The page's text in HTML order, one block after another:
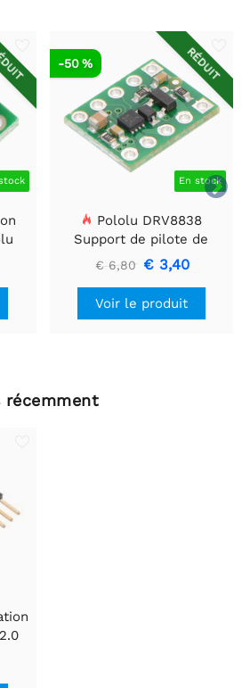

RÉDUIT
En stock
-50 %
Pololu DRV8838
Support de pilote de
moteur CC à balais simple
€ 6,80 € 3,40
Voir le produit